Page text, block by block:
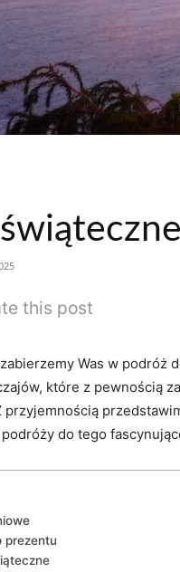
this post
Was w podróż
które z pewnością
do tego
prezentu